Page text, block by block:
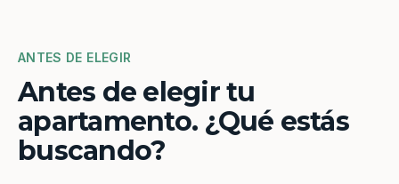
ANTES DE ELEGIR
Antes de elegir tu
apartamento. ¿Qué estás
buscando?